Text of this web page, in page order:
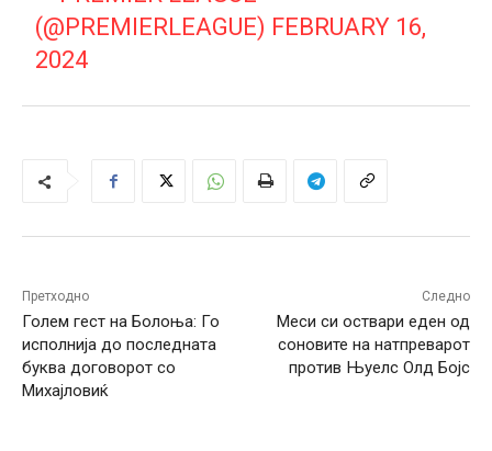
(@PREMIERLEAGUE) FEBRUARY 16,
2024
Претходно
Голем гест на Болоња: Го
исполнија до последната
буква договорот со
Михајловиќ
Следно
Меси си оствари еден од
соновите на натпреварот
против Њуелс Олд Бојс